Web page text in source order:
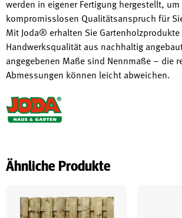
werden in eigener Fertigung hergestellt, um
kompromisslosen Qualitätsanspruch für
Mit Joda® erhalten Sie
Handwerksqualität aus nachhaltig
angegebenen Maße sind Nennmaße – die
Abmessungen können leicht abweichen.
Ähnliche Produkte